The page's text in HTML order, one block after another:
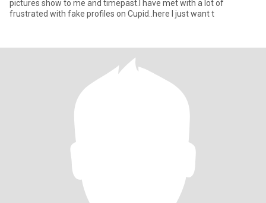
pictures show to me and timepast.I have met with a lot of
frustrated with fake profiles on Cupid..here I just want t